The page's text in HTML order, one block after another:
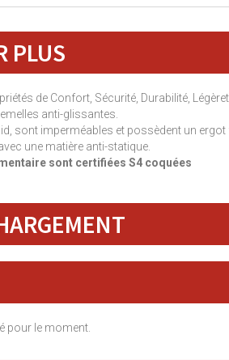
PLUS
de Confort, Sécurité, Durabilité,
anti-glissantes.
sont imperméables et possèdent un ergot
une matière anti-statique.
sont certifiées S4 coquées
pour le moment.